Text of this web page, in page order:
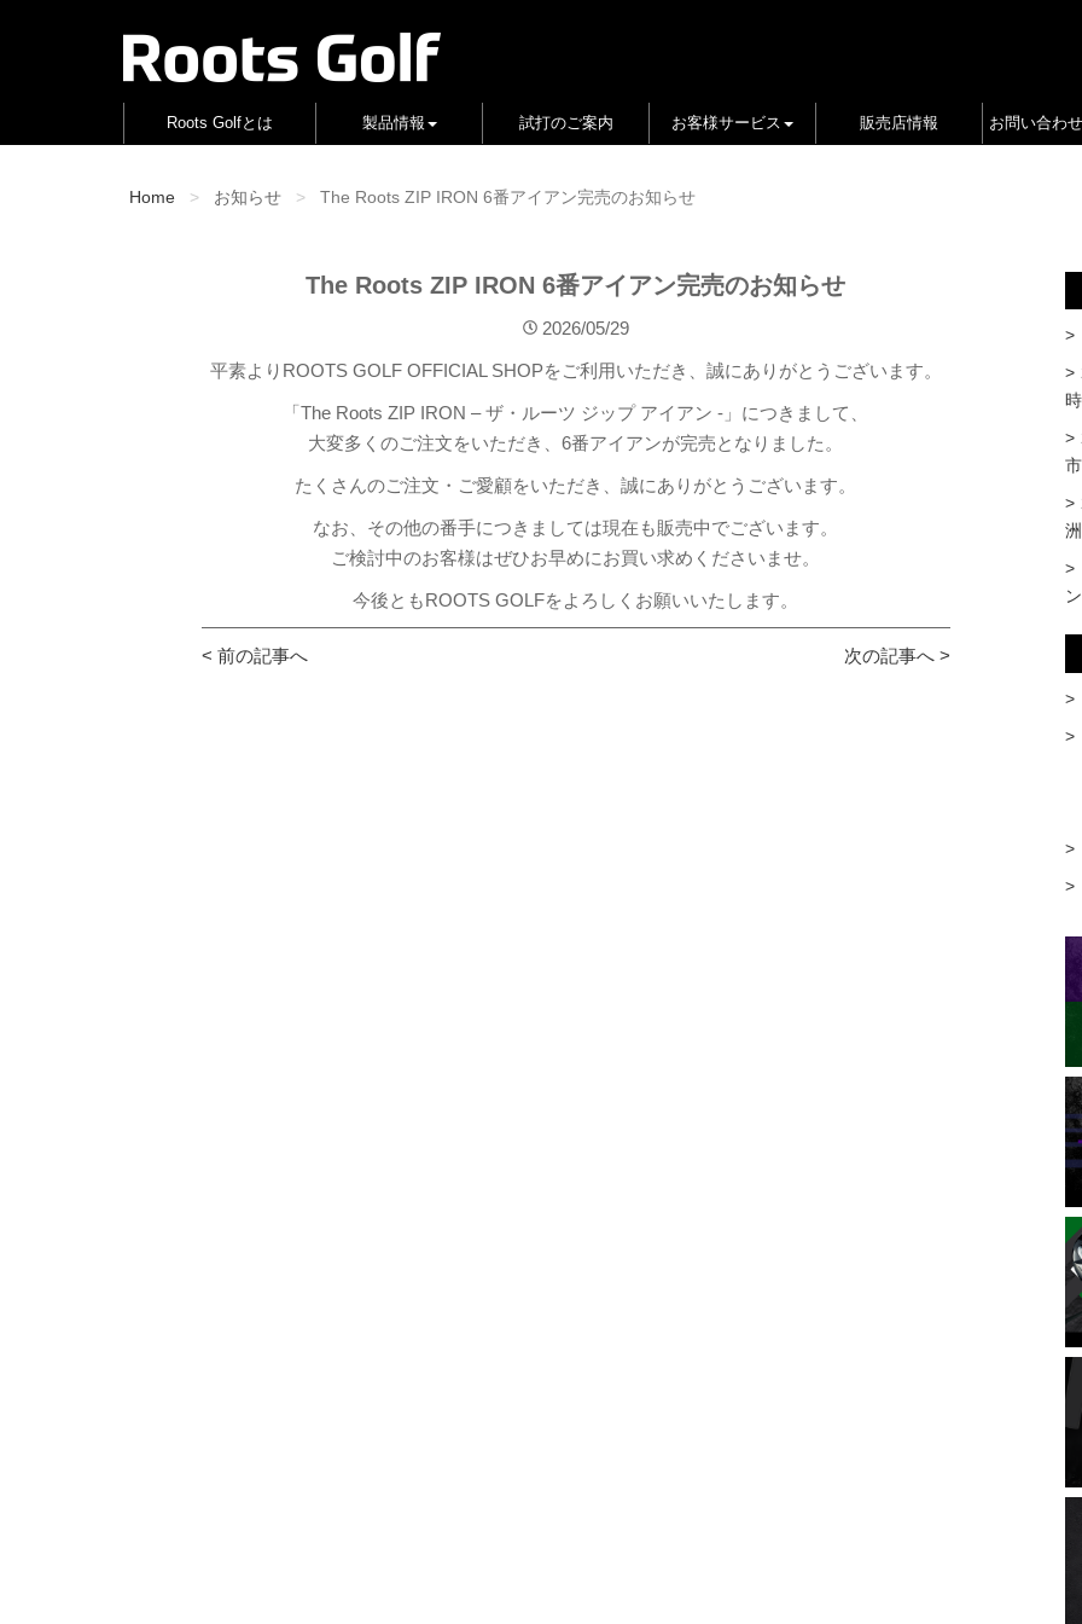
Roots Golfとは 製品情報 試打のご案内 お客様サービス 販売店情報 お問い合わ
Home お知らせ The Roots ZIP IRON 6番アイアン完売のお知らせ
The Roots ZIP IRON 6番アイアン完売のお知らせ
2026/05/29
平素よりROOTS GOLF OFFICIAL SHOPをご利用いただき、誠にありがとうございます。
「The Roots ZIP IRON – ザ・ルーツ ジップ アイアン -」につきまして、
大変多くのご注文をいただき、6番アイアンが完売となりました。
たくさんのご注文・ご愛顧をいただき、誠にありがとうございます。
なお、その他の番手につきましては現在も販売中でございます。
ご検討中のお客様はぜひお早めにお買い求めくださいませ。
今後ともROOTS GOLFをよろしくお願いいたします。
< 前の記事へ 次の記事へ >